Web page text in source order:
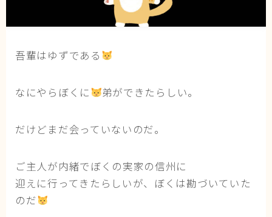
猫の健康・ケア関連
猫の雑学・トリビア
猫の可愛さ発見シリーズ
吾輩はゆずである
なにやらぼくに 弟ができたらしい。
だけどまだ会っていないのだ。
ご主人が内緒でぼくの実家の信州に
迎えに行ってきたらしいが、ぼくは勘づいていた
のだ